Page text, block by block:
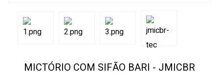
MICTÓRIO COM SIFÃO BARI - JMICBR